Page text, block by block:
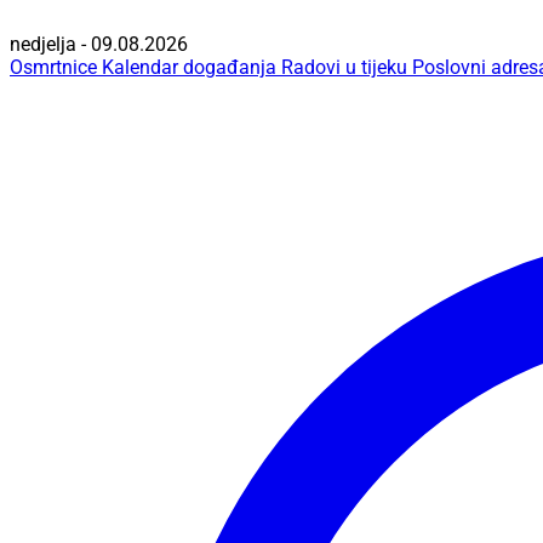
nedjelja - 09.08.2026
Osmrtnice Kalendar događanja Radovi u tijeku Poslovni